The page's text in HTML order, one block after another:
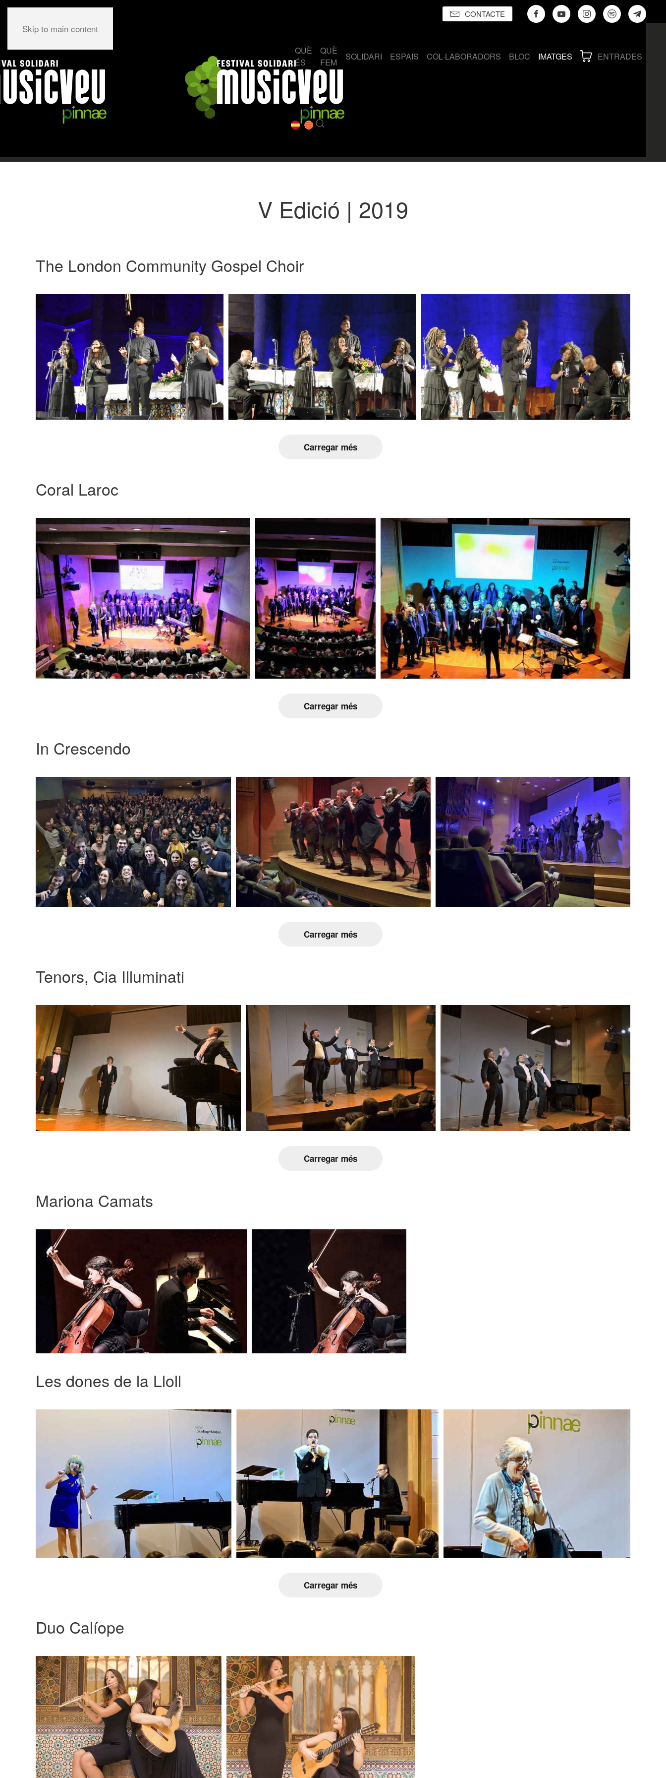
Skip to main content
CONTACTE
QUÈ
ÉS
QUÈ
FEM
SOLIDARI ESPAIS COL·LABORADORS BLOC IMATGES ENTRADES
V Edició | 2019
The London Community Gospel Choir
Carregar més
Coral Laroc
Carregar més
In Crescendo
Carregar més
Tenors, Cia Illuminati
Carregar més
Mariona Camats
Les dones de la Lloll
Carregar més
Duo Calíope